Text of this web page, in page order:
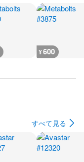
¥600
すべて見る